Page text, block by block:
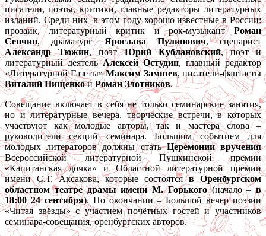
писатели, поэты, критики, главные редакторы литературных
изданий. Среди них в этом году хорошо известные в России:
прозаик, литературный критик и рок-музыкант Роман
Сенчин, драматургЯрослава Пулинович, сценарист
Александр Тюжин, поэтЮрий Кублановский, поэт и
литературный деятельАлексей Остудин, главный редактор
«Литературной Газеты»Максим Замшев, писатели-фантасты
Виталий Пищенкои Роман Злотников.
Совещание включает в себя не только семинарские занятия,
но и литературные вечера, творческие встречи, в которых
участвуют как молодые авторы, так и мастера слова –
руководители секций семинара. Большим событием для
молодых литераторов должны статьЦеремонии вручения
Всероссийской литературной Пушкинской премии
«Капитанская дочка» и Областной литературной премии
имени С.Т. Аксакова, которые состоятсяв Оренбургском
областном театре драмы имени М. Горького(начало –в
18:00 24 сентября). По окончании – Большой вечер поэзии
«Читая звёзды» с участием почётных гостей и участников
семинара-совещания, оренбургских авторов.